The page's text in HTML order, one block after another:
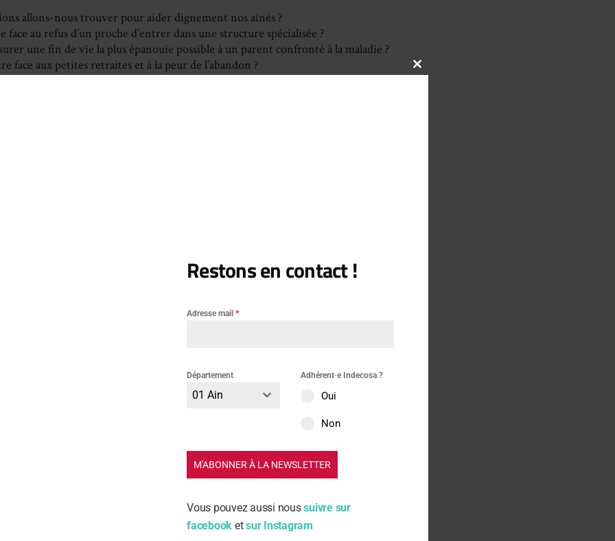
allons-nous trouver pour aider dignement nos aînés ?
face au refus d’un proche d’entrer dans une structure spécialisée ?
une fin de vie la plus épanouie possible à un parent confronté à la maladie ?
face aux petites retraites et à la peur de l’abandon ?
Laisser un commentaire
Restons en contact !
Adresse mail *
Département
01 Ain
Adhérent·e Indecosa ?
Oui
Non
M'ABONNER À LA NEWSLETTER
Vous pouvez aussi noussuivre sur
facebook etsur Instagram